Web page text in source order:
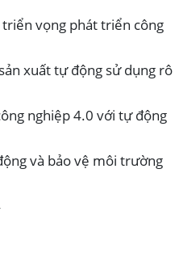
triển vọng phát triển công
xuất tự động sử dụng rô
nghiệp 4.0 với tự động
và bảo vệ môi trường